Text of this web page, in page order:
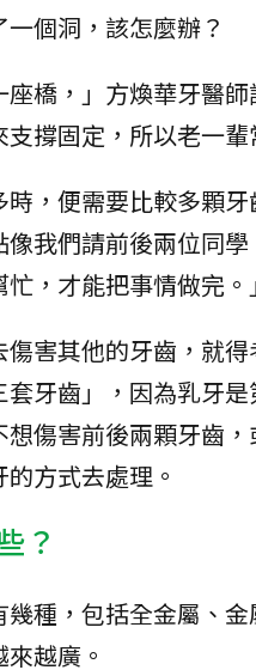
個洞，該怎麼辦？
座橋，」方煥華牙醫
撐固定，所以老一
，便需要比較多顆
我們請前後兩位同
，才能把事情做完。」
害其他的牙齒，就
牙齒」，因為乳牙
傷害前後兩顆牙齒
方式去處理。
？
種，包括全金屬、
越廣。